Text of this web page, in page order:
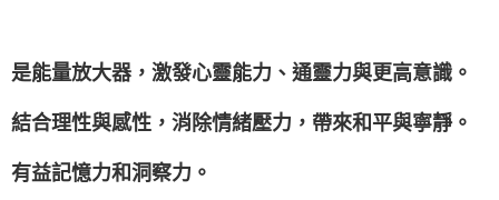
是能量放大器，激發心靈能力、通靈力與更高意識。
結合理性與感性，消除情緒壓力，帶來和平與寧靜。
有益記憶力和洞察力。